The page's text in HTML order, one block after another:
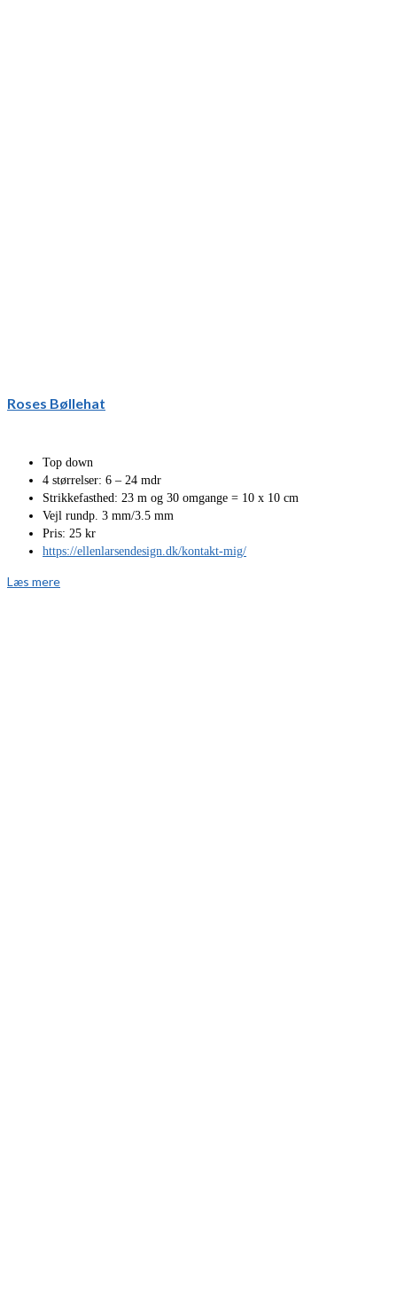
Roses Bøllehat
Top down
4 størrelser: 6 – 24 mdr
Strikkefasthed: 23 m og 30 omgange = 10 x 10 cm
Vejl rundp. 3 mm/3.5 mm
Pris: 25 kr
https://ellenlarsendesign.dk/kontakt-mig/
Læs mere